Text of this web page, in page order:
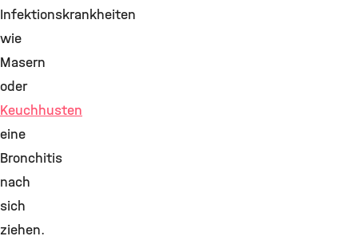
Infektionskrankheiten
wie
Masern
oder
Keuchhusten
eine
Bronchitis
nach
sich
ziehen.